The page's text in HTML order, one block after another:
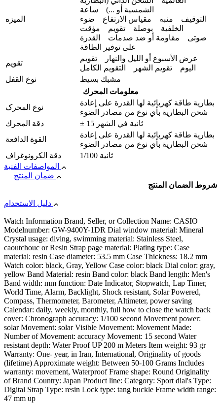
المیزه
الشمسية أو ...) ساعة
التوقيف منبه مقياس الارتفاع ضوء
الخلفية بوصلة تقويم مؤقت
صوتی مقاومة أو ضد صدمات القدرة
على توفير الطاقة
تقويم
عرض الأسبوع أو الليل والنهار تقویم
الیوم تقويم الشهر التقويم الكامل
نوع القفل
مشبك بسيط
معلومات المحرك
نوع المحرک
بطارية طاقة كهربائية لها القدرة على إعادة
شحن البطارية بأي نوع من مصادر الضوء
دقة المحرك
± 15 ثانية في الشهر
القوة الدافعة
بطارية طاقة كهربائية لها القدرة على إعادة
شحن البطارية بأي نوع من مصادر الضوء
دقة الكرونوغراف
1/100 ثانية
شروط الضمان المنتج
Watch Information Brand, Seller, or Collection Name: CASIO
Modelnumber: GW-9400Y-1DR Dial window material: Mineral
Crystal usage: diving, swimming material: Stainless Steel,
caoutchouc or Resin Strap page material: Plating type: Case
material: resin Case diameter: 53.5 mm Case Thickness: 18.2 mm
Watch color: black, Gray, Yellow Case color: black Dial color: gray,
yellow Band Material: resin Band color: black Band length: Men's
Band width: mm function: Date Indicator, Stopwatch, Lap Timer,
World Time, Alarm, Backlight, Shock resistant, Solar Powered,
Compass, Thermometer, Barometer, Altimeter, power saving
Calendar: daily, weekly, monthly, full how to close the watch back
cover: Chronograph accuracy: 1/100 second Movement power:
solar Movement: solar Visible Movement: Movement Made:
Number of Movement: accuracy Movement: 15 second Water
resistant depth: Water Proof UP 200 m Meters Item weight: 93 gr
Warranty: One- year, in Iran, International, Originality of goods
(lifetime) Approximate weight: Between 50-100 Grams Includes
warranty: movement, Waterproof Frame shape: Round Originality
of Brand Country: Japan Product line: Category: Sport dial's Type:
Digital Strap Type: resin Lock type: tang buckle Frame width range:
47 mm up